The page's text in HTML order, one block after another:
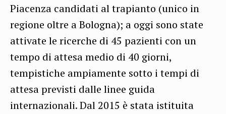
Piacenza candidati al trapianto (unico in
regione oltre a Bologna); a oggi sono state
attivate le ricerche di 45 pazienti con un
tempo di attesa medio di 40 giorni,
tempistiche ampiamente sotto i tempi di
attesa previsti dalle linee guida
internazionali.Dal 2015 è stata istituita